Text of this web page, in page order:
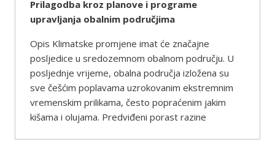
Prilagodba kroz planove i programe
upravljanja obalnim područjima
Opis Klimatske promjene imat će značajne
posljedice u sredozemnom obalnom području. U
posljednje vrijeme, obalna područja izložena su
sve češćim poplavama uzrokovanim ekstremnim
vremenskim prilikama, često popraćenim jakim
kišama i olujama. Predviđeni porast razine